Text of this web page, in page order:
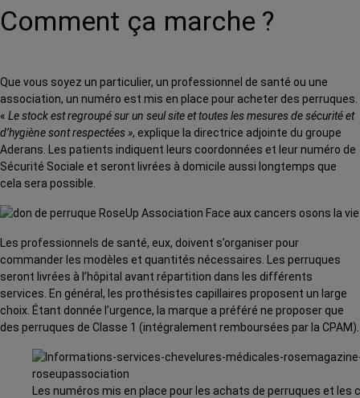
Comment ça marche ?
Que vous soyez un particulier, un professionnel de santé ou une
association, un numéro est mis en place pour acheter des perruques.
« Le stock est regroupé sur un seul site et toutes les mesures de sécurité et
d’hygiène sont respectées », explique la directrice adjointe du groupe
Aderans. Les patients indiquent leurs coordonnées et leur numéro de
Sécurité Sociale et seront livrées à domicile aussi longtemps que
cela sera possible.
Les professionnels de santé, eux, doivent s’organiser pour
commander les modèles et quantités nécessaires. Les perruques
seront livrées à l’hôpital avant répartition dans les différents
services. En général, les prothésistes capillaires proposent un large
choix. Étant donnée l’urgence, la marque a préféré ne proposer que
des perruques de Classe 1 (intégralement remboursées par la CPAM).
Les numéros mis en place pour les achats de perruques et les